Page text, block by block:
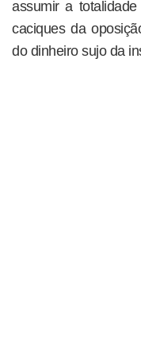
assumir a
caciques da
do dinheiro sujo da